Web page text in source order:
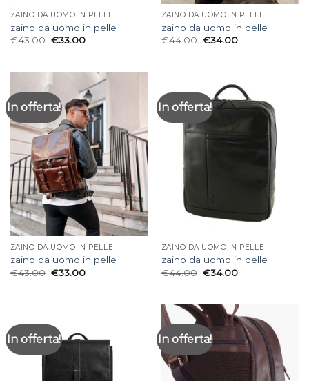
ZAINO DA UOMO IN PELLE
zaino da uomo in pelle
€43.00 €33.00
ZAINO DA UOMO IN PELLE
zaino da uomo in pelle
€44.00 €34.00
In offerta!
ZAINO DA UOMO IN PELLE
zaino da uomo in pelle
€43.00 €33.00
In offerta!
ZAINO DA UOMO IN PELLE
zaino da uomo in pelle
€44.00 €34.00
In offerta! In offerta!